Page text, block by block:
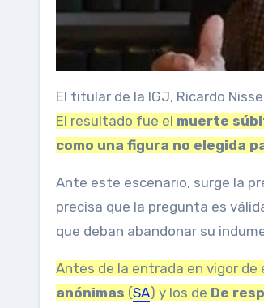
El titular de la IGJ, Ricardo
El resultado fue el muerte
como una figura no elegida
Ante este escenario, surge la
precisa que la pregunta es
que deban abandonar su
Antes de la entrada en vigor
anónimas (SA) y los de De